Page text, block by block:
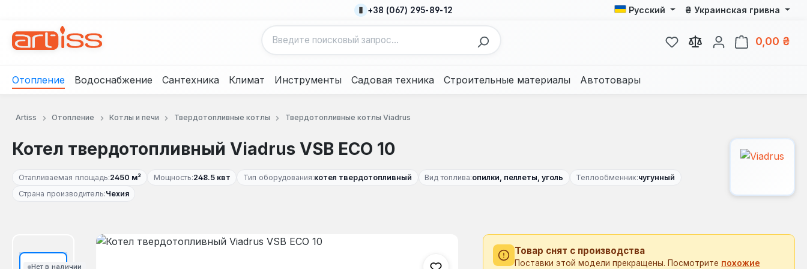
+38 (067) 295-89-12 Русский ₴ Украинская гривна
У вас есть товары из
0,00 ₴
Отопление Водоснабжение Сантехника Климат Инструменты Садовая техника Строительные материалы Автотовары
Artiss Отопление Котлы и печи Твердотопливные котлы Твердотопливные котлы Viadrus
Котел твердотопливный Viadrus VSB ECO 10
Отапливаемая площадь:2450 м² Мощность:248.5 квт Тип оборудования:котел твердотопливный Вид топлива:опилки, пеллеты, уголь Теплообменник:чугунный
Страна производитель:Чехия
Нет в наличии
Пропустить галерею изображений
Товар снят с производства
Поставки этой модели прекращены. Посмотрите похожие